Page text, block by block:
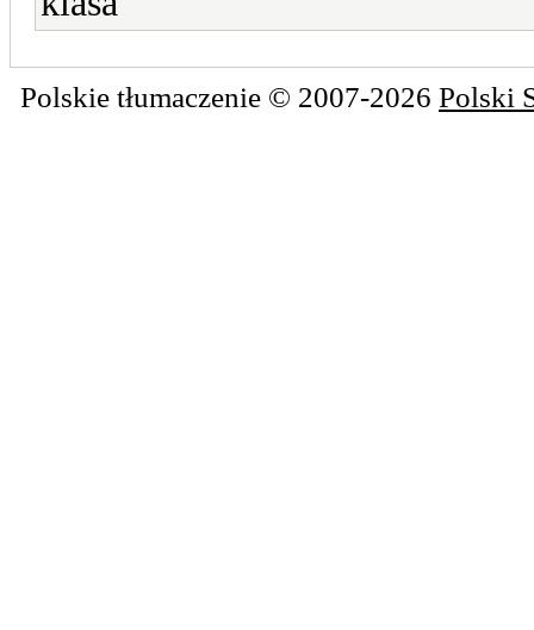
Polskie tłumaczenie © 2007-2026 Polski